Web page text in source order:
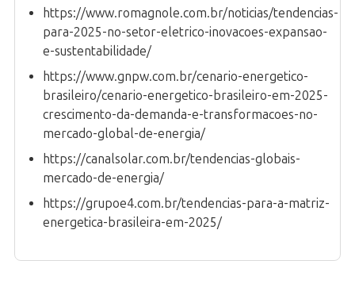
https://www.romagnole.com.br/noticias/tendencias-
para-2025-no-setor-eletrico-inovacoes-expansao-
e-sustentabilidade/
https://www.gnpw.com.br/cenario-energetico-
brasileiro/cenario-energetico-brasileiro-em-2025-
crescimento-da-demanda-e-transformacoes-no-
mercado-global-de-energia/
https://canalsolar.com.br/tendencias-globais-
mercado-de-energia/
https://grupoe4.com.br/tendencias-para-a-matriz-
energetica-brasileira-em-2025/